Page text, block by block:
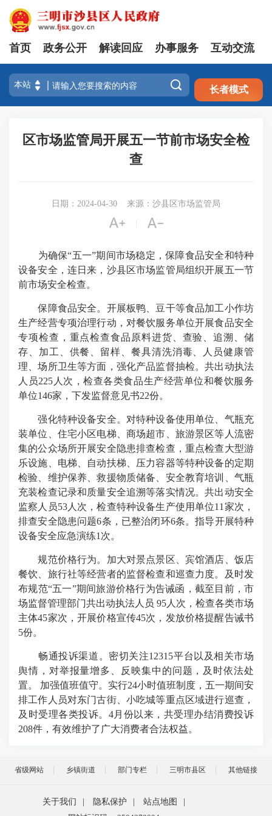
注册 登录
首页 政务公开 解读回应 办事服务 互动交流
 长者模式
区市场监管局开展五一节前市场安全检
查
日期：2024-04-30 来源：沙县区市场监管局
 
为确保“五一”期间市场稳定，保障食品安全和特种
设备安全，连日来，沙县区市场监管局组织开展五一节
前市场安全检查。
保障食品安全。开展板鸭、豆干等食品加工小作坊
生产经营专项治理行动，对餐饮服务单位开展食品安全
专项检查，重点检查食品原料进货、查验、追溯、储
存、加工、供餐、留样、餐具清洗消毒、人员健康管
理、场所卫生等方面，强化产品监督抽检。共出动执法
人员225人次，检查各类食品生产经营单位和餐饮服务
单位146家，下发监督意见书22份。
强化特种设备安全。对特种设备使用单位、气瓶充
装单位、住宅小区电梯、商场超市、旅游景区等人流密
集的公众场所开展安全隐患排查检查，重点检查大型游
乐设施、电梯、自动扶梯、压力容器等特种设备的定期
检验、维护保养、救援物质储备、安全教育培训、气瓶
充装检查记录和质量安全追溯等落实情况。共出动安全
监察人员53人次，检查特种设备生产使用单位11家次，
排查安全隐患问题6条，已整治闭环6条。指导开展特种
设备安全应急演练1次。
规范价格行为。加大对景点景区、宾馆酒店、饭店
餐饮、旅行社等经营者的监督检查和巡查力度。及时发
布规范“五一”期间旅游价格行为告诫函，截至目前，市
场监督管理部门共出动执法人员 95人次，检查各类市场
主体45家次，开展价格宣传45次，发放价格提醒告诫书
5份。
畅通投诉渠道。密切关注12315平台以及相关市场
舆情，对举报量增多、反映集中的问题，及时依法处
置。 加强值班值守。实行24小时值班制度，五一期间安
排工作人员对东门古街、小吃城等重点区域进行巡查，
及时受理各类投诉。4月份以来，共受理办结消费投诉
208件，有效维护了广大消费者合法权益。
省级网站 乡镇街道 部门专栏 三明市县区 其他链接
关于我们 隐私保护 站点地图